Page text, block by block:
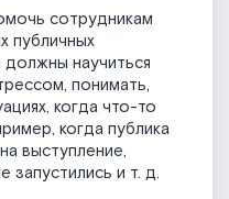
сотрудникам
публичных
научиться
понимать,
когда что-то
когда публика
выступление,
запустились и т. д.